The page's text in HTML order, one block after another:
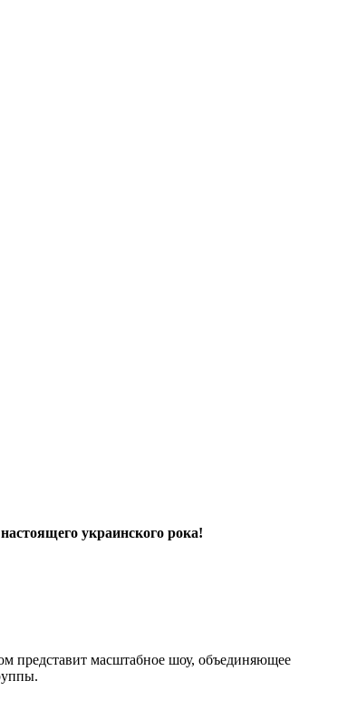
украинского рока!
представит масштабное шоу, объединяющее